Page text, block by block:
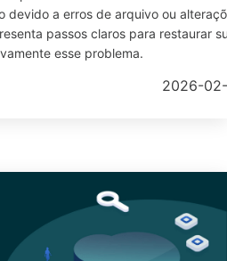
devido a erros de arquivo ou
passos claros para restaurar
esse problema.
2026-